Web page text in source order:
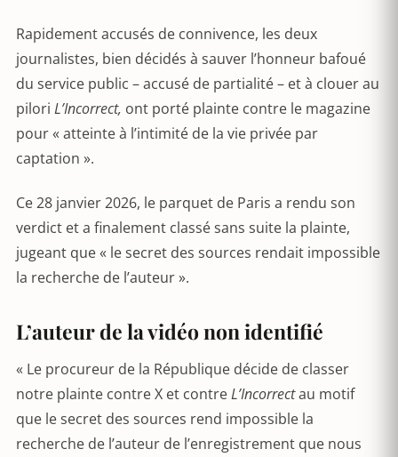
Rapidement accusés de connivence, les deux
journalistes, bien décidés à sauver l’honneur bafoué
du service public – accusé de partialité – et à clouer au
pilori L’Incorrect, ont porté plainte contre le magazine
pour « atteinte à l’intimité de la vie privée par
captation ».
Ce 28 janvier 2026, le parquet de Paris a rendu son
verdict et a finalement classé sans suite la plainte,
jugeant que « le secret des sources rendait impossible
la recherche de l’auteur ».
L’auteur de la vidéo non identifié
« Le procureur de la République décide de classer
notre plainte contre X et contreL’Incorrectau motif
que le secret des sources rend impossible la
recherche de l’auteur de l’enregistrement que nous